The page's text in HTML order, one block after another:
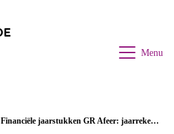
Menu
Financiële jaarstukken GR Afeer: jaarrekening 2025 en de conceptbegroting 2027